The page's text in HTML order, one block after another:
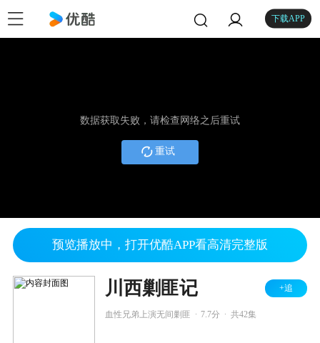
下载APP
数据获取失败，请检查网络之后重试
重试
预览播放中，打开优酷APP看高清完整版
川西剿匪记 +追
血性兄弟上演无间剿匪 7.7分 共42集